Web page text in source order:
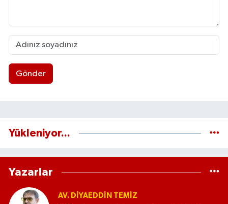
Gönder
Yükleniyor...
Yazarlar
AV. DIYAEDDIN TEMIZ